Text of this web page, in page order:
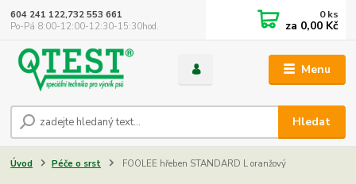
Menu
Hledat
604 241 122,732 553 661
Po-Pá 8:00-12:00-12:30-15:30hod.
0ks
za 0,00 Kč
Úvod Péče o srst FOOLEE hřeben STANDARD L oranžový